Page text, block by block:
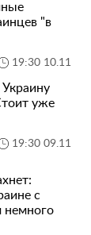
"в
19:30 10.11
уже
19:30 09.11
с
немного